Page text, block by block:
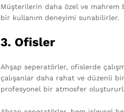
Müşterilerin daha özel ve mahrem
bir kullanım deneyimi sunabilirler.
3. Ofisler
Ahşap seperatörler, ofislerde
çalışanlar daha rahat ve düzenli
profesyonel bir atmosfer